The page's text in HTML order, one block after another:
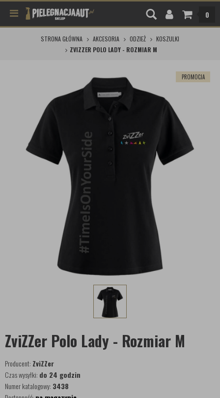
0
STRONA GŁÓWNA AKCESORIA ODZIEŻ
KOSZULKI
ZVIZZER POLO LADY - ROZMIAR M
PROMOCJA
ZviZZer Polo Lady - Rozmiar M
Producent: ZviZZer
Czas wysyłki: do 24 godzin
Numer katalogowy: 3438